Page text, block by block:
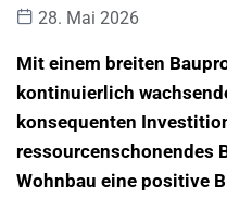
28. Mai 2026
Mit einem breiten
kontinuierlich
konsequenten
ressourcenschonendes
Wohnbau eine positive